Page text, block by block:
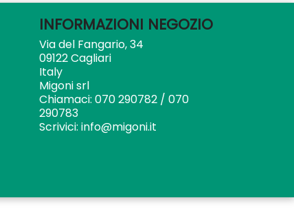
INFORMAZIONI NEGOZIO
Via del Fangario, 34
09122 Cagliari
Italy
Migoni srl
Chiamaci: 070 290782 / 070
290783
Scrivici: info@migoni.it